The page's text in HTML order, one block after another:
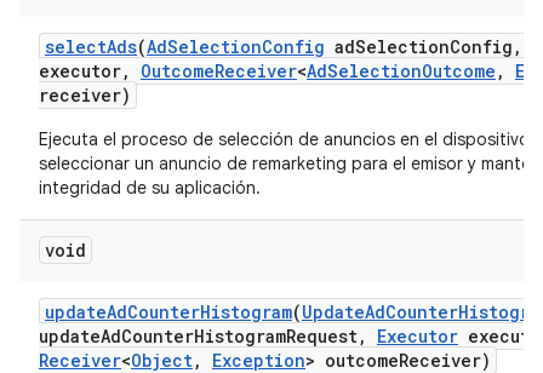
selectAds(AdSelectionConfig adSelectionConfig ,
executor, OutcomeReceiver<AdSelectionOutcome ,
receiver)
Ejecuta el proceso de selección de anuncios en el dispositivo
seleccionar un anuncio de remarketing para el emisor y
integridad de su aplicación.
void
updateAdCounterHistogram(UpdateAdCounter
updateAdCounterHistogramRequest, Executor
Receiver<Object, Exception> outcomeReceiver)